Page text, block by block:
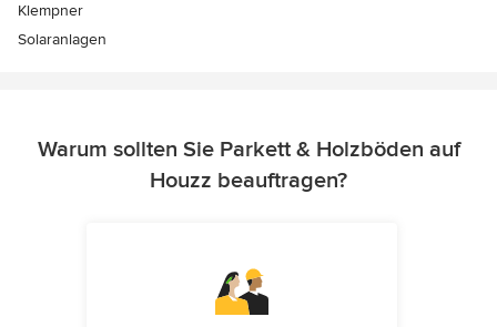
Klempner
Solaranlagen
Warum sollten Sie Parkett & Holzböden auf
Houzz beauftragen?